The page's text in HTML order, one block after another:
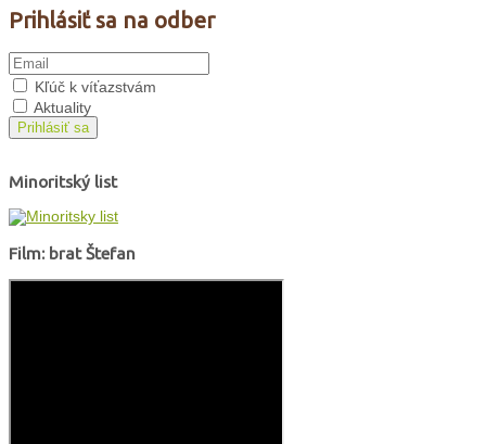
Prihlásiť sa na odber
Kľúč k víťazstvám
Aktuality
Prihlásiť sa
Minoritský list
Film: brat Štefan